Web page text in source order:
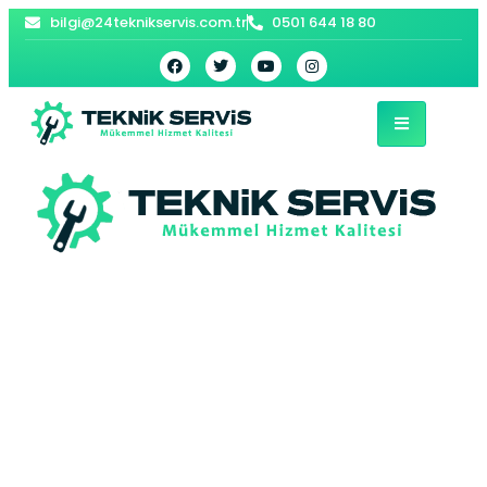
bilgi@24teknikservis.com.tr 0501 644 18 80